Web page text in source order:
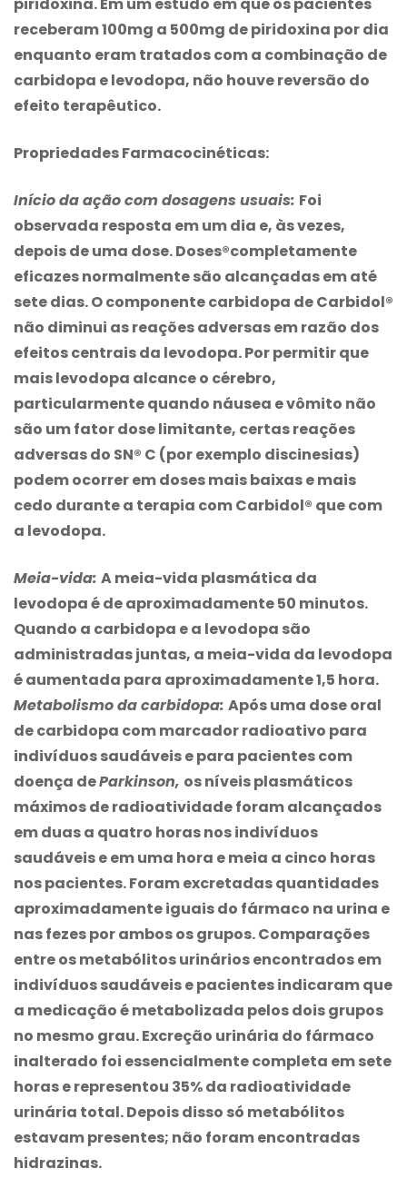
receberam 100mg a 500mg de piridoxina por dia
enquanto eram tratados com a combinação de
carbidopa e levodopa, não houve reversão do
efeito terapêutico.
Propriedades Farmacocinéticas:
Início da ação com dosagens usuais: Foi
observada resposta em um dia e, às vezes,
depois de uma dose. Doses®completamente
eficazes normalmente são alcançadas em até
sete dias. O componente carbidopa de Carbidol®
não diminui as reações adversas em razão dos
efeitos centrais da levodopa. Por permitir que
mais levodopa alcance o cérebro,
particularmente quando náusea e vômito não
são um fator dose limitante, certas reações
adversas do SN® C (por exemplo discinesias)
podem ocorrer em doses mais baixas e mais
cedo durante a terapia com Carbidol® que com
a levodopa.
Meia-vida: A meia-vida plasmática da
levodopa é de aproximadamente 50 minutos.
Quando a carbidopa e a levodopa são
administradas juntas, a meia-vida da levodopa
é aumentada para aproximadamente 1,5 hora.
Metabolismo da carbidopa: Após uma dose oral
de carbidopa com marcador radioativo para
indivíduos saudáveis e para pacientes com
doença deParkinson, os níveis plasmáticos
máximos de radioatividade foram alcançados
em duas a quatro horas nos indivíduos
saudáveis e em uma hora e meia a cinco horas
nos pacientes. Foram excretadas quantidades
aproximadamente iguais do fármaco na urina e
nas fezes por ambos os grupos. Comparações
entre os metabólitos urinários encontrados em
indivíduos saudáveis e pacientes indicaram que
a medicação é metabolizada pelos dois grupos
no mesmo grau. Excreção urinária do fármaco
inalterado foi essencialmente completa em sete
horas e representou 35% da radioatividade
urinária total. Depois disso só metabólitos
estavam presentes; não foram encontradas
hidrazinas.